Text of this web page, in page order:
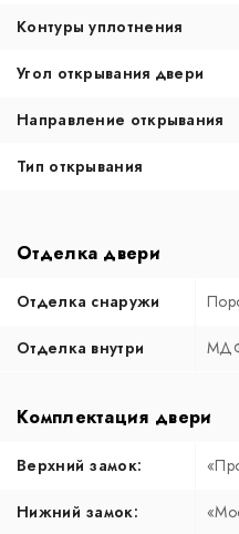
Контуры уплотнения
Угол открывания двери
Направление открывания
Тип открывания
Отделка двери
Отделка снаружи
Отделка внутри
Комплектация двери
Верхний замок:
Нижний замок: